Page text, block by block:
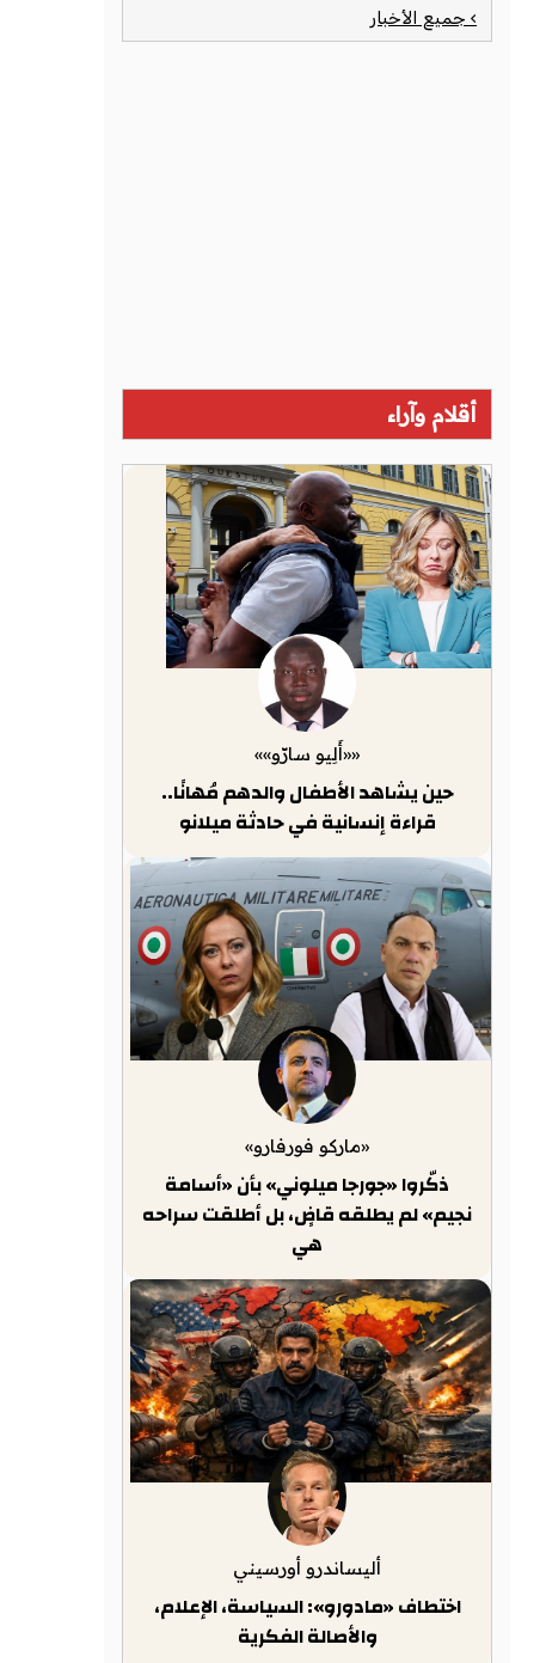
› جميع الأخبار
أقلام وآراء
««أَلِيو سارّو»»
حين يشاهد الأطفال والدهم مُهانًا..
قراءة إنسانية في حادثة ميلانو
«ماركو فورفارو»
ذكّروا «جورجا ميلوني» بأن «أسامة
نجيم» لم يطلقه قاضٍ، بل أطلقت سراحه
هي
أليساندرو أورسيني
اختطاف «مادورو»: السياسة، الإعلام،
والأصالة الفكرية